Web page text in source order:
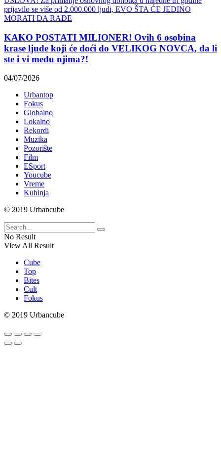
KAKO POSTATI MILIONER! Ovih 6 osobina
krase ljude koji će doći do VELIKOG NOVCA, da li
ste i vi među njima?!
04/07/2026
Urbantop
Fokus
Globalno
Lokalno
Rekordi
Muzika
Pozorište
Film
ESport
Youcube
Vreme
Kuhinja
© 2019 Urbancube
No Result
View All Result
Cube
Top
Bites
Cult
Fokus
© 2019 Urbancube